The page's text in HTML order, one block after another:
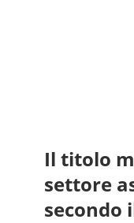
Il titolo
settore
secondo